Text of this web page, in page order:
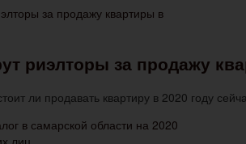
риэлторы за продажу
ли продавать квартиру в 2020 году